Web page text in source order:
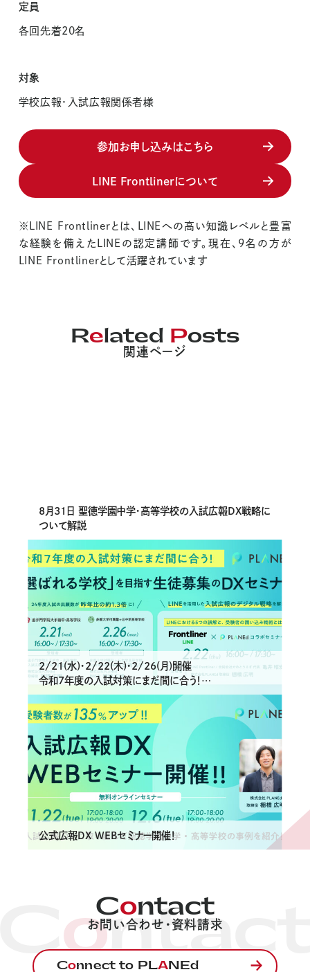
Implementation
制作実績
About
Company
会社概要
News
定員
各回先着20名
対象
学校広報・入試広報関係者様
参加お申し込みはこちら
LINE Frontlinerについて
※LINE Frontlinerとは、LINEへの高い知識レベルと豊富
な経験を備えたLINEの認定講師です。現在、9名の方が
LINE Frontlinerとして活躍されています
Related Posts
関連ページ
8月31日 聖徳学園中学・高等学校の入試広報DX戦略に
ついて解説
2/21(水)・2/22(木)・2/26(月)開催
令和7年度の入試対策にまだ間に合う！
「選ばれる学校」を目指す生徒募集のDXセミナー
公式広報DX WEBセミナー開催！
oContact
お問い合わせ・資料請求
Connect to PLA NEd